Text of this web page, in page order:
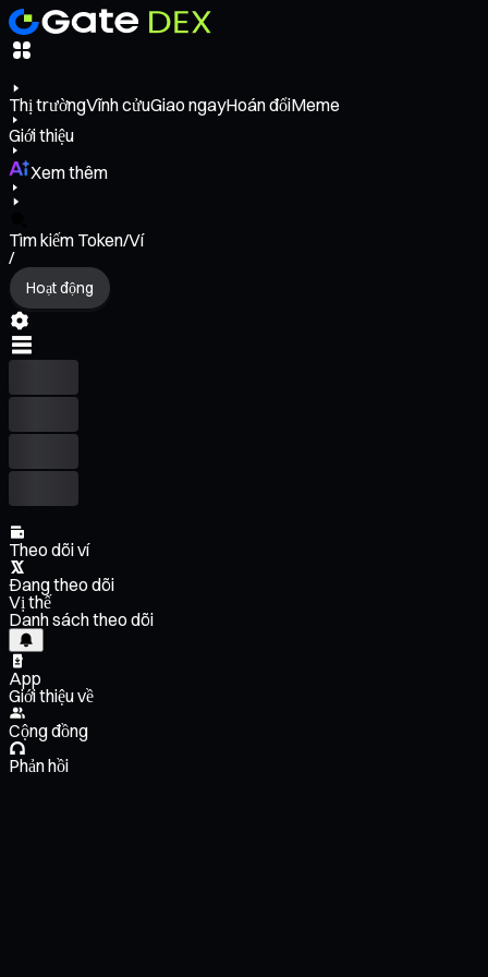
Thị trườngVĩnh cửuGiao ngayHoán đổiMeme
Giới thiệu
Xem thêm
Tìm kiếm Token/Ví
/
Hoạt động
Theo dõi ví
Đang theo dõi
Vị thế
Danh sách theo dõi
App
Giới thiệu về
Cộng đồng
Phản hồi